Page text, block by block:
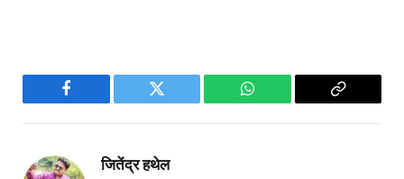
Facebook Twitter WhatsApp
Copy
जितेंद्र हथेल